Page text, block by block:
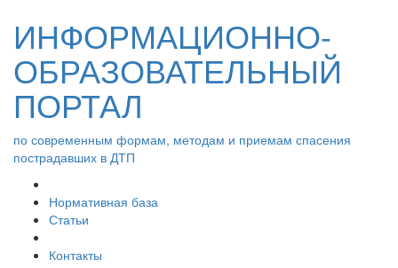
ИНФОРМАЦИОННО-
ОБРАЗОВАТЕЛЬНЫЙ
ПОРТАЛ
по современным формам, методам и приемам спасения
пострадавших в ДТП
Нормативная база
Статьи
Контакты